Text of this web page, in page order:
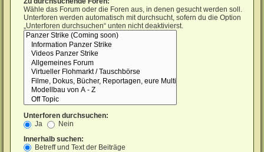
Wähle das Forum oder die Foren aus, in denen gesucht werden soll.
Unterforen werden automatisch mit durchsucht, sofern du die Option
„Unterforen durchsuchen“ unten nicht deaktivierst.
Unterforen durchsuchen:
Ja
Nein
Innerhalb suchen:
Betreff und Text der Beiträge